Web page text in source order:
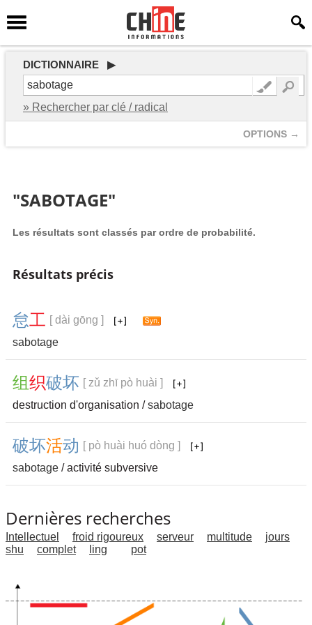
DICTIONNAIRE ▶
» Rechercher par clé / radical
OPTIONS →
"SABOTAGE"
Les résultats sont classés par ordre de probabilité.
Résultats précis
怠工 [ dài gōng ]
sabotage
组织破坏 [ zǔ zhī pò huài ]
destruction d'organisation /sabotage
破坏活动 [ pò huài huó dòng ]
sabotage / activité subversive
Dernières recherches
Intellectuel froid rigoureux serveur multitude
jours
shu
complet ling pot